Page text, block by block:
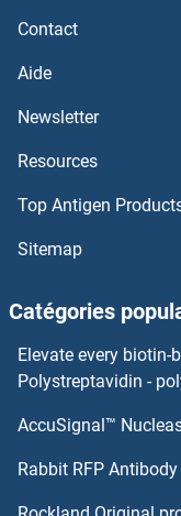
Contact
Aide
Newsletter
Resources
Top Antigen
Sitemap
Catégories
Elevate every
Polystreptavidin -
AccuSignal™
Rabbit RFP Antibody